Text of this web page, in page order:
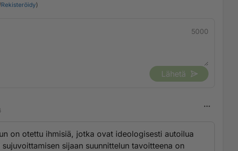
/Rekisteröidy)
5000
Lähetä
on otettu ihmisiä, jotka ovat ideologisesti autoilua
sijaan suunnittelun tavoitteena on